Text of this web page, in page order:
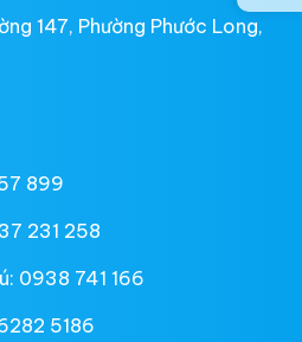
147, Phường Phước Long,
899
231 258
0938 741 166
5186